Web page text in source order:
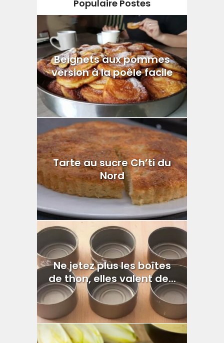
Populaire Postes
Beignets aux pommes
version à la poêle facile
Tarte au sucre Ch’ti du
Nord
Ne jetez plus les boîtes
de thon, elles valent de...